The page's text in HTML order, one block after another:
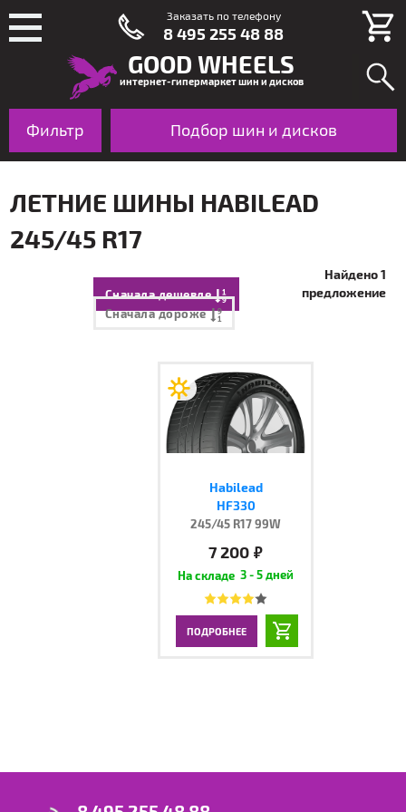
GOOD WHEELS
интернет-гипермаркет шин и дисков
Подбор шин и дисков
Фильтр Шины Диски По авто
ЛЕТНИЕ ШИНЫ HABILEAD
245/45 R17
Сначала дешевле
Сначала дороже
Найдено 1
предложение
Habilead
HF330
245/45 R17 99W
7 200 руб.
3 - 5 дней
ПОДРОБНЕЕ
Заказать по телефону
8 495 255 48 88